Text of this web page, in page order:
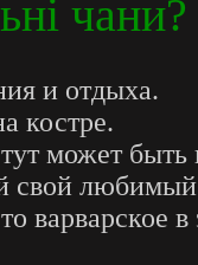
чани?
и отдыха.
костре.
может быть
свой
варварское